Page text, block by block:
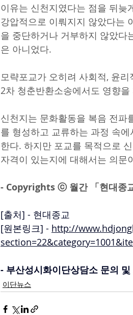
이유는 신천지였다는 점을 뒤늦
강압적으로 이뤄지지 않았다는
을 중단하거나 거부하지 않았다
은 아니었다.
모략포교가 오히려 사회적, 윤
2차 청춘반환소송에서도 영향
신천지는 문화활동을 복음 전파
를 형성하고 교류하는 과정 속
한다. 하지만 포교를 목적으로
자격이 있는지에 대해서는 의문
- Copyrights ⓒ 월간 「현대종
[출처] - 현대종교
[원본링크] - http://
- 부산성시화이단상담소 문의
이단뉴스